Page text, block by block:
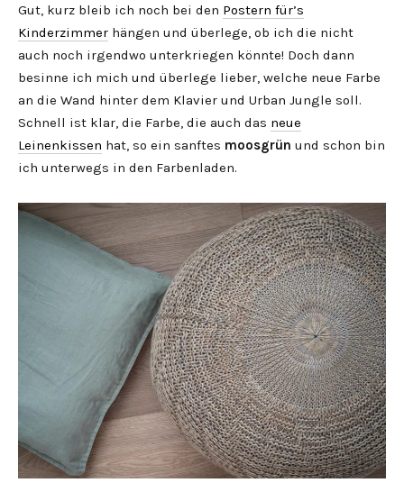
Gut, kurz bleib ich noch bei den Postern für’s
Kinderzimmer hängen und überlege, ob ich die nicht
auch noch irgendwo unterkriegen könnte! Doch dann
besinne ich mich und überlege lieber, welche neue Farbe
an die Wand hinter dem Klavier und Urban Jungle soll.
Schnell ist klar, die Farbe, die auch das neue
Leinenkissen hat, so ein sanftes moosgrün und schon bin
ich unterwegs in den Farbenladen.